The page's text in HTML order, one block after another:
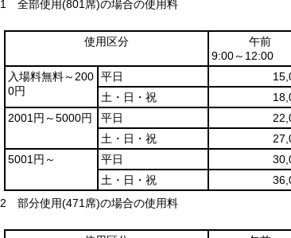
1 全部使用(801席)の場合の使用料
使用区分
午前
9:00～12:00
入場料無料～200
0円
平日
土・日・祝
2001円～5000円
平日
土・日・祝
5001円～
平日
土・日・祝
2 部分使用(471席)の場合の使用料